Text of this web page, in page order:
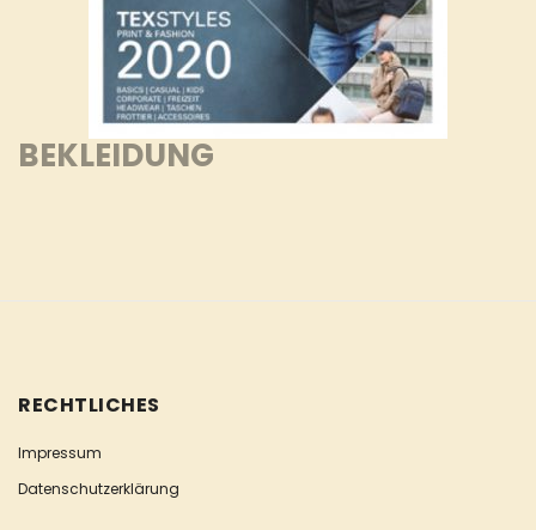
BEKLEIDUNG
RECHTLICHES
Impressum
Datenschutzerklärung